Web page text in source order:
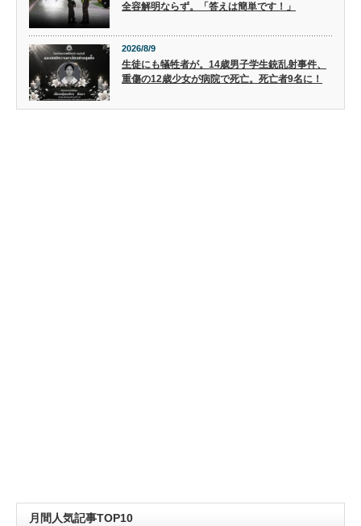
全容解明ならず。「答えは簡単です！」
2026/8/9
生徒にも犠牲者が。14歳男子学生銃乱射事件、
重傷の12歳少女が病院で死亡。死亡者9名に！
月間人気記事TOP10